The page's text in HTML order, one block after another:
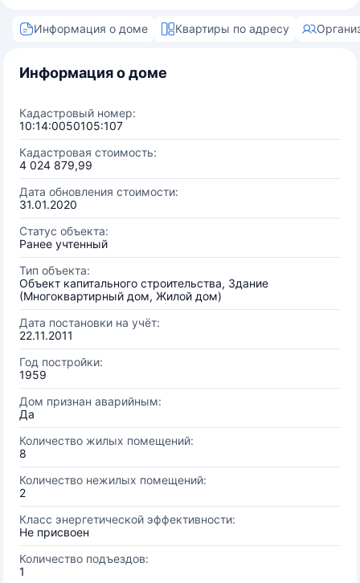
Информация о доме Квартиры по адресу
Информация о доме
Кадастровый номер:
10:14:0050105:107
Кадастровая стоимость:
4 024 879,99
Дата обновления стоимости:
31.01.2020
Статус объекта:
Ранее учтенный
Тип объекта:
Объект капитального строительства, Здание
(Многоквартирный дом, Жилой дом)
Дата постановки на учёт:
22.11.2011
Год постройки:
1959
Дом признан аварийным:
Да
Количество жилых помещений:
8
Количество нежилых помещений:
2
Класс энергетической эффективности:
Не присвоен
Количество подъездов:
1